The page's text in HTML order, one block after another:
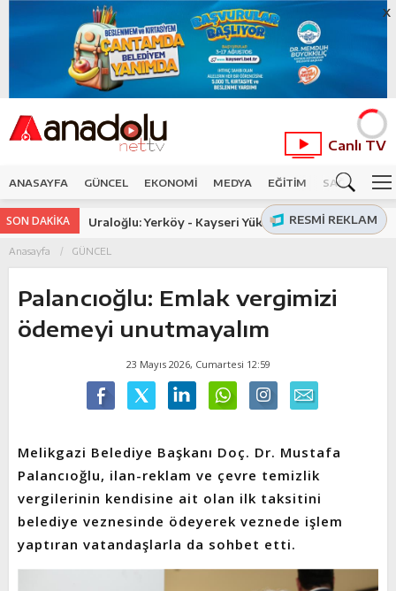
X
Canlı TV
ANASAYFA GÜNCEL EKONOMİ MEDYA EĞİTİM SAĞLIK
RESMI REKLAM
SON DAKİKA
Uraloğlu: Yerköy - Kayseri Yüksek Hızlı Tren
Projesi'nde işin yarısını tamamladık
Anasayfa GÜNCEL
Palancıoğlu: Emlak vergimizi
ödemeyi unutmayalım
23 Mayıs 2026, Cumartesi 12:59
Melikgazi Belediye Başkanı Doç. Dr. Mustafa
Palancıoğlu, ilan-reklam ve çevre temizlik
vergilerinin kendisine ait olan ilk taksitini
belediye veznesinde ödeyerek veznede işlem
yaptıran vatandaşlarla da sohbet etti.